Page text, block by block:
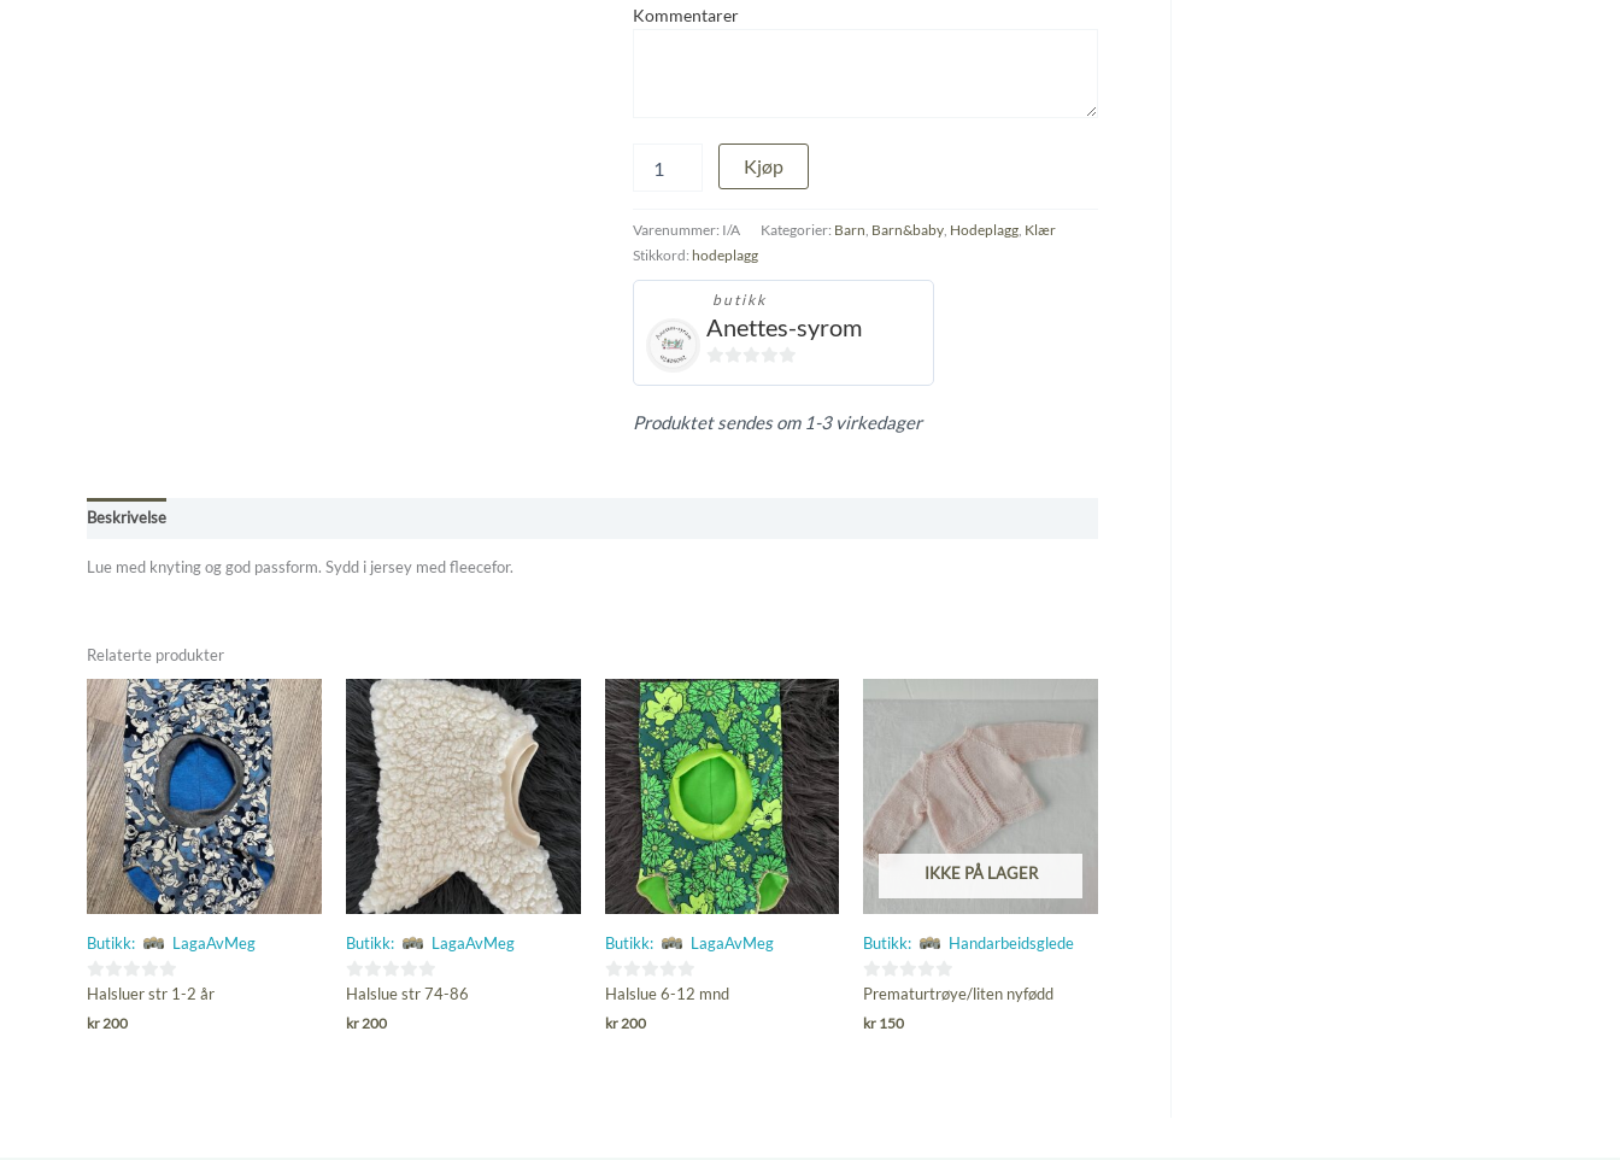
Kommentarer
antall
Kjøp
Varenummer: I/A Kategorier: Barn Barn&baby Hodeplagg Klær
Stikkord: hodeplagg
butikk
Anettes-syrom
av
Produktet sendes om 1-3 virkedager
Beskrivelse
Lue med knyting og god passform. Sydd i jersey med fleecefor.
Relaterte produkter
Butikk: LagaAvMeg
0
ut
Halsluer str 1-2 år
kr 200
Butikk: LagaAvMeg
0
ut
Halslue str 74-86
kr200
Butikk: LagaAvMeg
0
ut
Halslue 6-12 mnd
kr200
IKKE PÅ LAGER
Butikk: Handarbeidsglede
0
ut
Prematurtrøye/liten nyfødd
kr 150